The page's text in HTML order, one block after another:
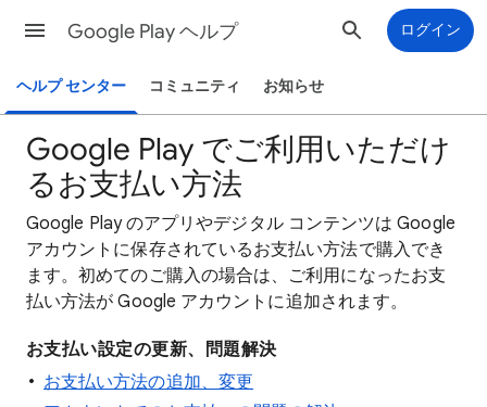
Google Play ヘルプ ログイン
ヘルプ センター コミュニティ お知らせ
Google Play でご利用いただけ
るお支払い方法
Google Play のアプリやデジタル コンテンツは Google
アカウントに保存されているお支払い方法で購入でき
ます。初めてのご購入の場合は、ご利用になったお支
払い方法が Google アカウントに追加されます。
お支払い設定の更新、問題解決
お支払い方法の追加、変更